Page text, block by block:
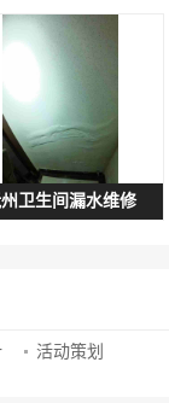
卫生间漏水维修
活动策划